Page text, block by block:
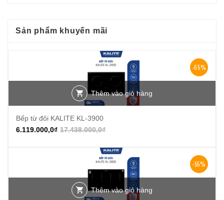
Sản phẩm khuyến mãi
-65%
Thêm vào giỏ hàng
Bếp từ đôi KALITE KL-3900
17.438.000,0₫
6.119.000,0₫
-55%
Thêm vào giỏ hàng